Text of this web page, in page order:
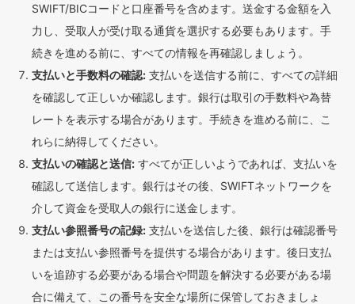
SWIFT/BICコードと口座番号を含めます。送金する金額を入
力し、受取人が受け取る通貨を選択する必要もあります。手
続きを進める前に、すべての情報を再確認しましょう。
支払いと手数料の確認: 支払いを送信する前に、すべての詳細
を確認して正しいか確認します。銀行は取引の手数料や為替
レートを表示する場合があります。手続きを進める前に、こ
れらに納得してください。
支払いの確認と送信: すべてが正しいようであれば、支払いを
確認して送信します。銀行はその後、SWIFTネットワークを
介して資金を受取人の銀行に送金します。
支払い参照番号の記録: 支払いを送信した後、銀行は確認番号
または支払い参照番号を提供する場合があります。後日支払
いを追跡する必要がある場合や問題を解決する必要がある場
合に備えて、この番号を安全な場所に保管しておきましょ